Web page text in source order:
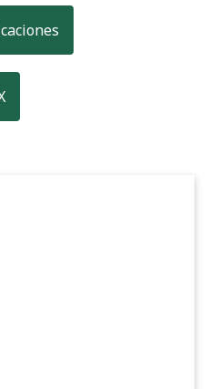
, formato para transferir datos